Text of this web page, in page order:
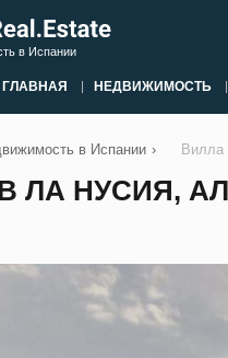
в Испании
ГЛАВНАЯ НЕДВИЖИМОСТЬ
в Испании › Вилла
ЛА НУСИЯ,